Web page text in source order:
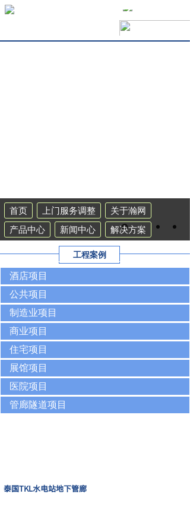
首页 上门服务调整
关于瀚网
产品中心
新闻中心
解决方案
联系我们 集群系统
工程案例
酒店项目
公共项目
制造业项目
商业项目
住宅项目
展馆项目
医院项目
管廊隧道项目
泰国TKL水电站地下管廊